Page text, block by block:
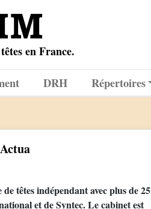
en France.
DRH Répertoires
têtes indépendant avec plus de 25
et de Syntec. Le cabinet est